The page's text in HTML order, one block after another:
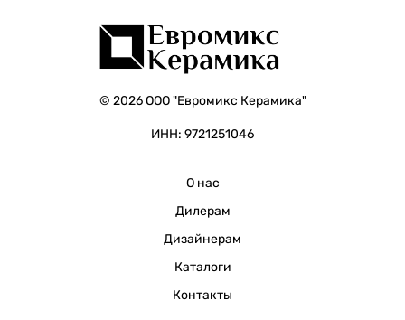
© 2026 ООО "Евромикс Керамика"
ИНН: 9721251046
О нас
Дилерам
Дизайнерам
Каталоги
Контакты